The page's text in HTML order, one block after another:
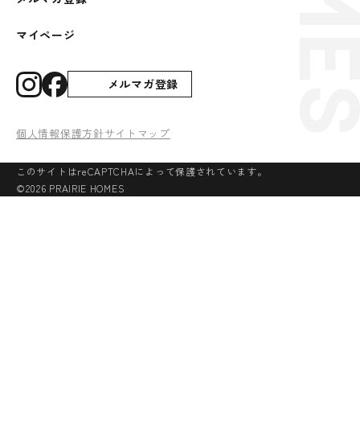
マイページ
メルマガ登録
個人情報保護方針サイトマップ
このサイトはreCAPTCHAによって保護されています。
©2026 PRAIRIE HOMES